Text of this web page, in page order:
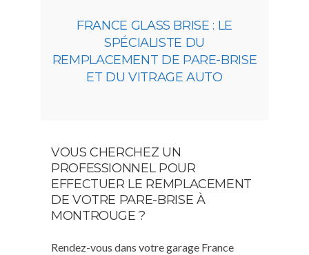
FRANCE GLASS BRISE : LE
SPÉCIALISTE DU
REMPLACEMENT DE PARE-BRISE
ET DU VITRAGE AUTO
VOUS CHERCHEZ UN
PROFESSIONNEL POUR
EFFECTUER LE REMPLACEMENT
DE VOTRE PARE-BRISE À
MONTROUGE ?
Rendez-vous dans votre garage France